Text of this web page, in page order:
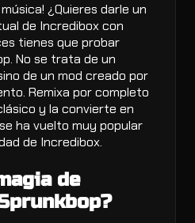
¿Quieres darle un
de Incredibox con
tienes que probar
No se trata de un
de un mod creado por
Remixa por completo
y la convierte en
ha vuelto muy popular
de Incredibox.
de